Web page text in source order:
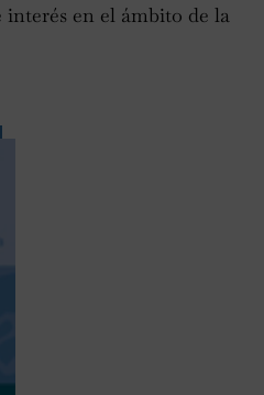
interés en el ámbito de la